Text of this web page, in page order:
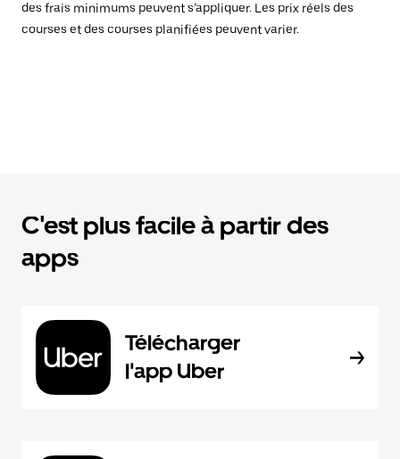
des frais minimums peuvent s’appliquer. Les prix réels des
courses et des courses planifiées peuvent varier.
C'est plus facile à partir des
apps
Télécharger
l'app Uber